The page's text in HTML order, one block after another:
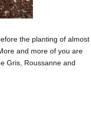
the planting of almost
and more of you are
Gris, Roussanne and